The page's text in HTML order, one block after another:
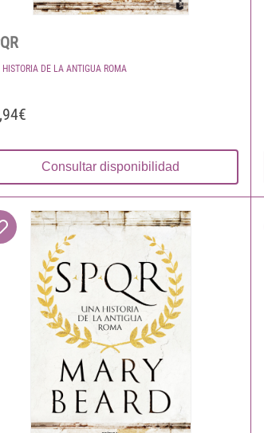
HISTORIA DE LA ANTIGUA ROMA
Consultar disponibilidad